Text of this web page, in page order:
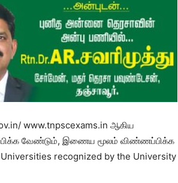
www.tnpscexams.in ஆகிய
வேண்டும், இணைய மூலம் விண்ணப்பிக்க
recognized by the University